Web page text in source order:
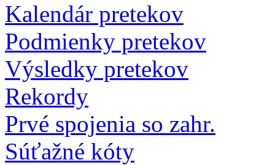
Kalendár pretekov
Podmienky pretekov
Výsledky pretekov
Rekordy
Prvé spojenia so zahr.
Súťažné kóty